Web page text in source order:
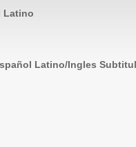
Latino
Latino/Ingles